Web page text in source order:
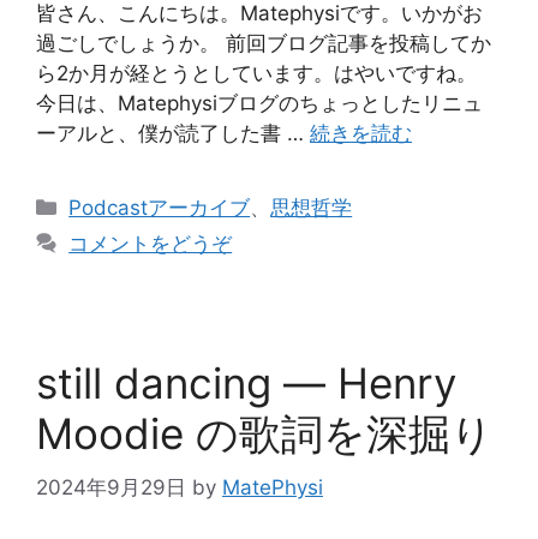
皆さん、こんにちは。Matephysiです。いかがお
過ごしでしょうか。 前回ブログ記事を投稿してか
ら2か月が経とうとしています。はやいですね。
今日は、Matephysiブログのちょっとしたリニュ
ーアルと、僕が読了した書 … 続きを読む
カ
テ
Podcastアーカイブ、思想哲学
コメントをどうぞ
still dancing ― Henry
Moodie の歌詞を深掘り
2024年9月29日 by MatePhysi